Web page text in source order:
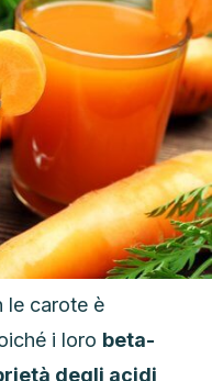
le carote è
i loro beta-
degli acidi